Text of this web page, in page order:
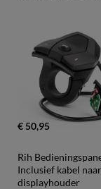
€ 50,95
Rih
Inclusief kabel naar
displayhouder